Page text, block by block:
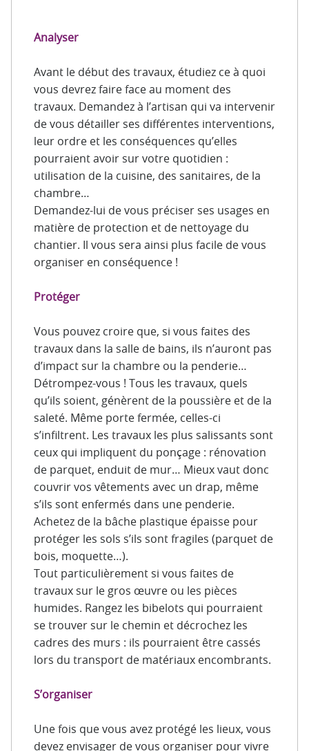
Analyser
Avant le début des travaux, étudiez ce à quoi
vous devrez faire face au moment des
travaux. Demandez à l’artisan qui va intervenir
de vous détailler ses différentes interventions,
leur ordre et les conséquences qu’elles
pourraient avoir sur votre quotidien :
utilisation de la cuisine, des sanitaires, de la
chambre…
Demandez-lui de vous préciser ses usages en
matière de protection et de nettoyage du
chantier. Il vous sera ainsi plus facile de vous
organiser en conséquence !
Protéger
Vous pouvez croire que, si vous faites des
travaux dans la salle de bains, ils n’auront pas
d’impact sur la chambre ou la penderie…
Détrompez-vous ! Tous les travaux, quels
qu’ils soient, génèrent de la poussière et de la
saleté. Même porte fermée, celles-ci
s’infiltrent. Les travaux les plus salissants sont
ceux qui impliquent du ponçage : rénovation
de parquet, enduit de mur… Mieux vaut donc
couvrir vos vêtements avec un drap, même
s’ils sont enfermés dans une penderie.
Achetez de la bâche plastique épaisse pour
protéger les sols s’ils sont fragiles (parquet de
bois, moquette…).
Tout particulièrement si vous faites de
travaux sur le gros œuvre ou les pièces
humides. Rangez les bibelots qui pourraient
se trouver sur le chemin et décrochez les
cadres des murs : ils pourraient être cassés
lors du transport de matériaux encombrants.
S’organiser
Une fois que vous avez protégé les lieux, vous
devez envisager de vous organiser pour vivre